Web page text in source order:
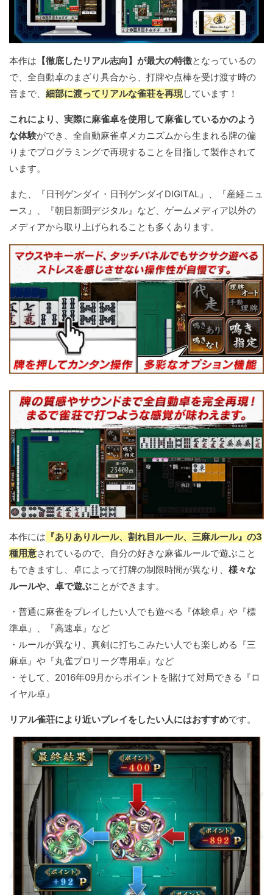
本作は 【徹底したリアル志向】が最大の特徴となっているの
で、全自動卓のまざり具合から、打牌や点棒を受け渡す時の
音まで、 細部に渡ってリアルな雀荘を再現しています！
これにより、実際に麻雀卓を使用して麻雀しているかのよう
な体験ができ、全自動麻雀卓メカニズムから生まれる牌の偏
りまでプログラミングで再現することを目指して製作されて
います。
また、『日刊ゲンダイ・日刊ゲンダイDIGITAL』、『産経ニュ
ース』、『朝日新聞デジタル』など、ゲームメディア以外の
メディアから取り上げられることも多くあります。
本作には 『ありありルール、割れ目ルール、三麻ルール』の3
種用意されているので、自分の好きな麻雀ルールで遊ぶこと
もできますし、卓によって打牌の制限時間が異なり、 様々な
ルールや、卓で遊ぶことができます。
・普通に麻雀をプレイしたい人でも遊べる『体験卓』や『標
準卓』、『高速卓』など
・ルールが異なり、真剣に打ちこみたい人でも楽しめる『三
麻卓』や『丸雀プロリーグ専用卓』など
・そして、2016年09月からポイントを賭けて対局できる『ロ
イヤル卓』
リアル雀荘により近いプレイをしたい人にはおすすめです。